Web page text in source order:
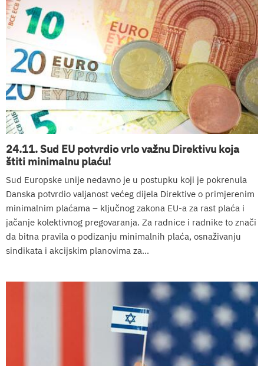
24.11. Sud EU potvrdio vrlo važnu Direktivu koja
štiti minimalnu plaću!
Sud Europske unije nedavno je u postupku koji je pokrenula
Danska potvrdio valjanost većeg dijela Direktive o primjerenim
minimalnim plaćama – ključnog zakona EU-a za rast plaća i
jačanje kolektivnog pregovaranja. Za radnice i radnike to znači
da bitna pravila o podizanju minimalnih plaća, osnaživanju
sindikata i akcijskim planovima za...